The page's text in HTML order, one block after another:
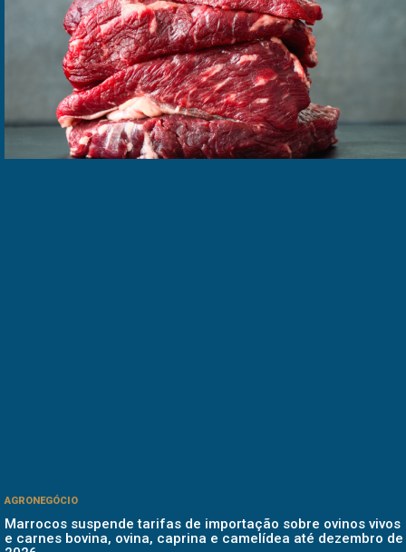
AGRONEGÓCIO
Marrocos suspende tarifas de importação sobre ovinos vivos
e carnes bovina, ovina, caprina e camelídea até dezembro de